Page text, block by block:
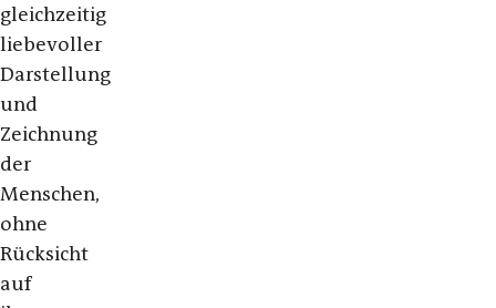
gleichzeitig
liebevoller
Darstellung
und
Zeichnung
der
Menschen,
ohne
Rücksicht
auf